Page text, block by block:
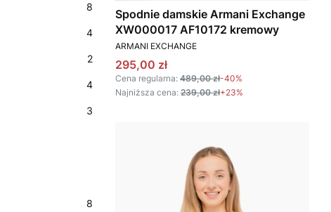
8
4
2
4
3
8
Spodnie damskie Armani Exchange
XW000017 AF10172 kremowy
PRODUCENT
ARMANI EXCHANGE
Cena promocyjna
295,00 zł
Cena regularna: 489,00 zł-40%
Najniższa cena: 239,00 zł+23%